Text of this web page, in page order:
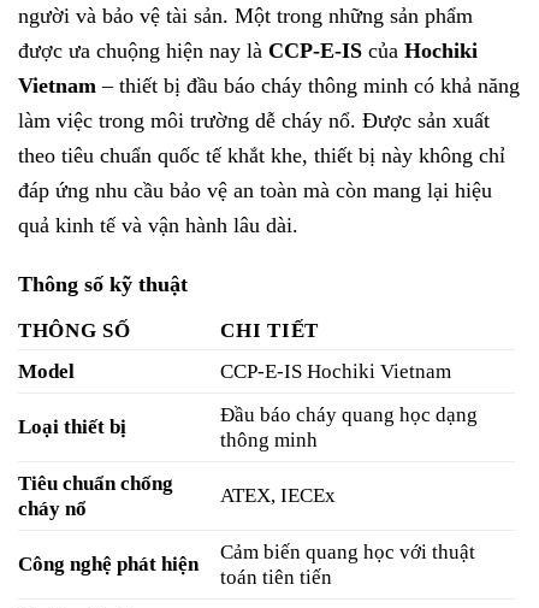
người và bảo vệ tài sản. Một trong những sản phẩm
được ưa chuộng hiện nay là CCP-E-IS của Hochiki
Vietnam – thiết bị đầu báo cháy thông minh có khả năng
làm việc trong môi trường dễ cháy nổ. Được sản xuất
theo tiêu chuẩn quốc tế khắt khe, thiết bị này không chỉ
đáp ứng nhu cầu bảo vệ an toàn mà còn mang lại hiệu
quả kinh tế và vận hành lâu dài.
Thông số kỹ thuật
THÔNG SỐ
CHI TIẾT
Model
CCP-E-IS Hochiki Vietnam
Loại thiết bị
Đầu báo cháy quang học dạng
thông minh
Tiêu chuẩn chống
cháy nổ
ATEX, IECEx
Công nghệ phát hiện
Cảm biến quang học với thuật
toán tiên tiến